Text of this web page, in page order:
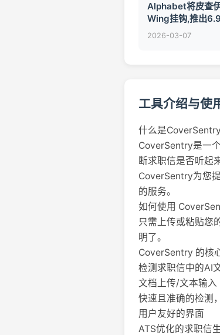
Alphabet将皮查
Wing挂钩,推出
案
2026-03-07
工具介绍与使
什么是CoverSentry
CoverSentry是一
断求职信是否听起
CoverSentry为您
的服务。
如何使用
只需上传或粘贴您
明了。
CoverSentry 的核
检测求职信中的AI
文档上传/文本输入
快速且准确的检测
用户友好的界面
ATS优化的求职信